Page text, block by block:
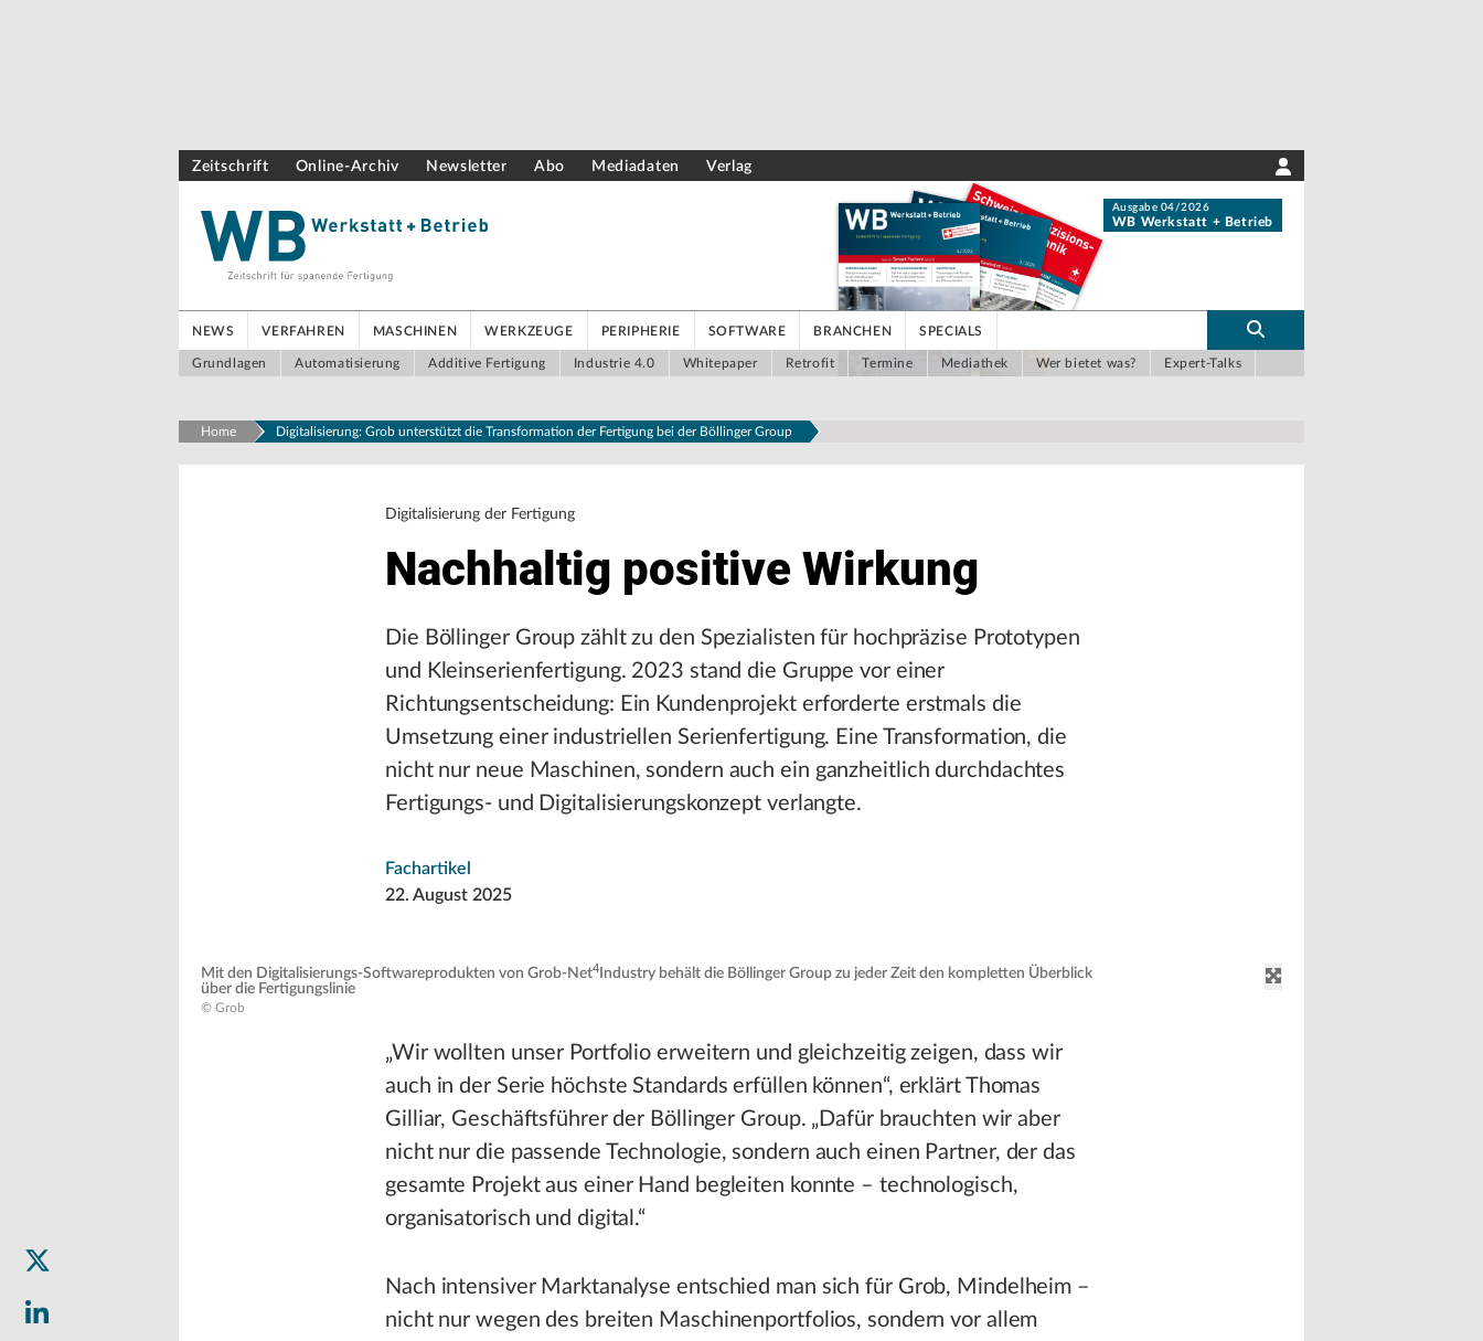
Zeitschrift Online-Archiv Newsletter Abo Mediadaten Verlag
Ausgabe 04/2026
WB Werkstatt + Betrieb
NEWS VERFAHREN MASCHINEN WERKZEUGE PERIPHERIE SOFTWARE BRANCHEN SPECIALS
Grundlagen Automatisierung Additive Fertigung Industrie 4.0 Whitepaper Retrofit Termine Mediathek Wer bietet was? Expert-Talks
Home Digitalisierung: Grob unterstützt die Transformation der Fertigung bei der Böllinger Group
Digitalisierung der Fertigung
Nachhaltig positive Wirkung
Die Böllinger Group zählt zu den Spezialisten für hochpräzise Prototypen
und Kleinserienfertigung. 2023 stand die Gruppe vor einer
Richtungsentscheidung: Ein Kundenprojekt erforderte erstmals die
Umsetzung einer industriellen Serienfertigung. Eine Transformation, die
nicht nur neue Maschinen, sondern auch ein ganzheitlich durchdachtes
Fertigungs- und Digitalisierungskonzept verlangte.
Fachartikel
22. August 2025
Mit den Digitalisierungs-Softwareprodukten von Grob-Net4 Industry behält die Böllinger Group zu jeder Zeit den kompletten Überblick
über die Fertigungslinie
© Grob
„Wir wollten unser Portfolio erweitern und gleichzeitig zeigen, dass wir
auch in der Serie höchste Standards erfüllen können“, erklärt Thomas
Gilliar, Geschäftsführer der Böllinger Group. „Dafür brauchten wir aber
nicht nur die passende Technologie, sondern auch einen Partner, der das
gesamte Projekt aus einer Hand begleiten konnte – technologisch,
organisatorisch und digital.“
Nach intensiver Marktanalyse entschied man sich für Grob, Mindelheim –
nicht nur wegen des breiten Maschinenportfolios, sondern vor allem